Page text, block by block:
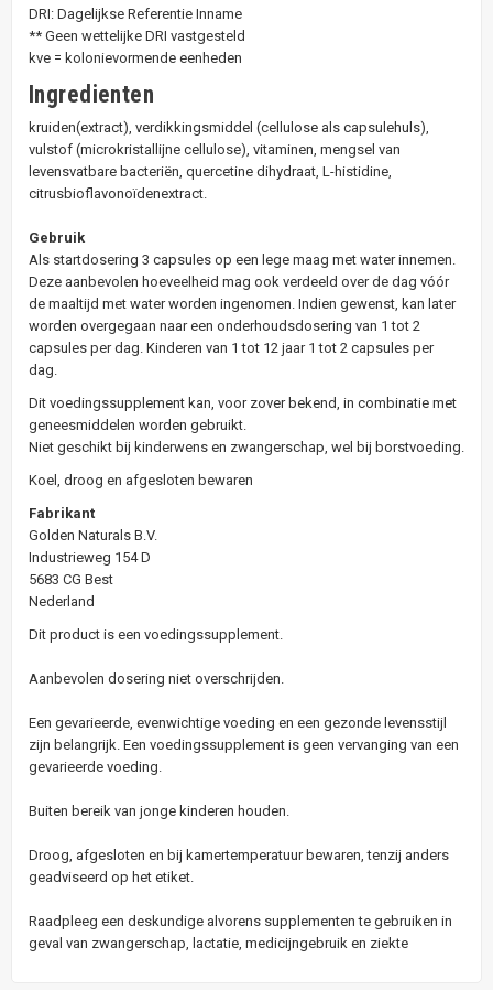
DRI: Dagelijkse Referentie Inname
** Geen wettelijke DRI vastgesteld
kve = kolonievormende eenheden
Ingredienten
kruiden(extract), verdikkingsmiddel (cellulose als capsulehuls),
vulstof (microkristallijne cellulose), vitaminen, mengsel van
levensvatbare bacteriën, quercetine dihydraat, L-histidine,
citrusbioflavonoïdenextract.
Gebruik
Als startdosering 3 capsules op een lege maag met water innemen.
Deze aanbevolen hoeveelheid mag ook verdeeld over de dag vóór
de maaltijd met water worden ingenomen. Indien gewenst, kan later
worden overgegaan naar een onderhoudsdosering van 1 tot 2
capsules per dag. Kinderen van 1 tot 12 jaar 1 tot 2 capsules per
dag.
Dit voedingssupplement kan, voor zover bekend, in combinatie met
geneesmiddelen worden gebruikt.
Niet geschikt bij kinderwens en zwangerschap, wel bij borstvoeding.
Koel, droog en afgesloten bewaren
Fabrikant
Golden Naturals B.V.
Industrieweg 154 D
5683 CG Best
Nederland
Dit product is een voedingssupplement.
Aanbevolen dosering niet overschrijden.
Een gevarieerde, evenwichtige voeding en een gezonde levensstijl
zijn belangrijk. Een voedingssupplement is geen vervanging van een
gevarieerde voeding.
Buiten bereik van jonge kinderen houden.
Droog, afgesloten en bij kamertemperatuur bewaren, tenzij anders
geadviseerd op het etiket.
Raadpleeg een deskundige alvorens supplementen te gebruiken in
geval van zwangerschap, lactatie, medicijngebruik en ziekte